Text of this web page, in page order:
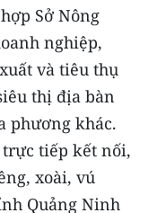
Sở Nông
nghiệp,
và tiêu thụ
thị địa bàn
phương khác.
trực tiếp kết nối,
xoài, vú
Quảng Ninh